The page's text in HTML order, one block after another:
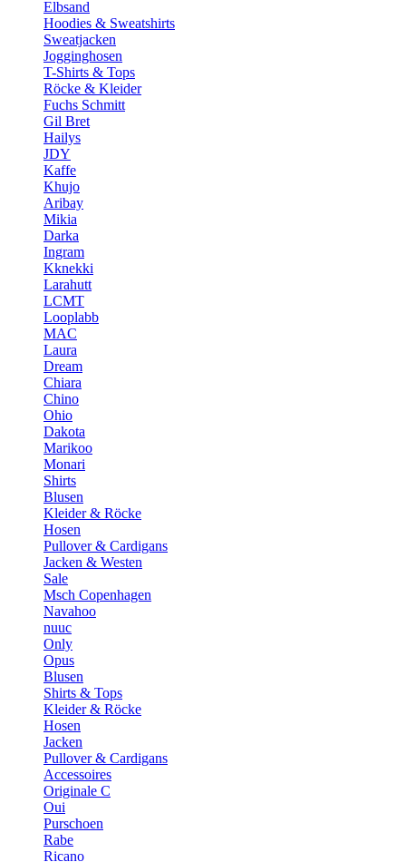
Elbsand
Hoodies & Sweatshirts
Sweatjacken
Jogginghosen
T-Shirts & Tops
Röcke & Kleider
Fuchs Schmitt
Gil Bret
Hailys
JDY
Kaffe
Khujo
Aribay
Mikia
Darka
Ingram
Kknekki
Larahutt
LCMT
Looplabb
MAC
Laura
Dream
Chiara
Chino
Ohio
Dakota
Marikoo
Monari
Shirts
Blusen
Kleider & Röcke
Hosen
Pullover & Cardigans
Jacken & Westen
Sale
Msch Copenhagen
Navahoo
nuuc
Only
Opus
Blusen
Shirts & Tops
Kleider & Röcke
Hosen
Jacken
Pullover & Cardigans
Accessoires
Originale C
Oui
Purschoen
Rabe
Ricano